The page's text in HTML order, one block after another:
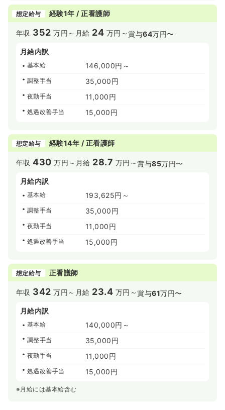
想定給与 経験1年 / 正看護師
年収 352 万円～ 月給 24 万円～賞与64万円〜
月給内訳
基本給 146,000円～
調整手当 35,000円
夜勤手当 11,000円
処遇改善手当 15,000円
想定給与 経験14年 / 正看護師
年収430 万円～ 月給 28.7 万円～賞与85万円〜
月給内訳
基本給 193,625円～
調整手当 35,000円
夜勤手当 11,000円
処遇改善手当 15,000円
想定給与 正看護師
年収 342 万円～ 月給 23.4 万円～賞与61万円〜
月給内訳
基本給 140,000円～
調整手当 35,000円
夜勤手当 11,000円
処遇改善手当 15,000円
※月給には基本給含む